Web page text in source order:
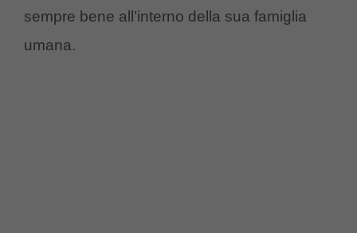
sempre bene all’interno della sua famiglia
umana.